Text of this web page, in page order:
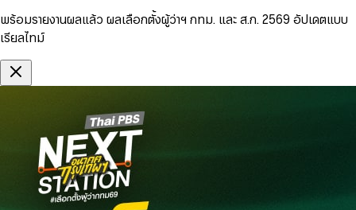
พร้อมรายงานผลแล้ว ผลเลือกตั้งผู้ว่าฯ กทม. และ ส.ก. 2569 อัปเดตแบบ
เรียลไทม์